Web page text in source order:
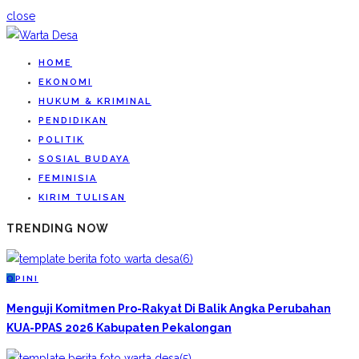
close
HOME
EKONOMI
HUKUM & KRIMINAL
PENDIDIKAN
POLITIK
SOSIAL BUDAYA
FEMINISIA
KIRIM TULISAN
TRENDING NOW
O PINI
Menguji Komitmen Pro-Rakyat Di Balik Angka Perubahan
KUA-PPAS 2026 Kabupaten Pekalongan